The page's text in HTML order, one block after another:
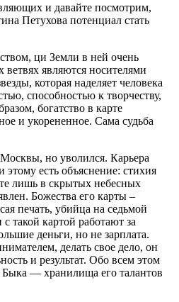
и давайте посмотрим,
Петухова потенциал стать
ци Земли в ней очень
являются носителями
которая наделяет человека
способностью к творчеству,
богатство в карте
и укорененное. Сама судьба
но уволился. Карьера
есть объяснение: стихия
лишь в скрытых небесных
Божества его карты –
печать, убийца на седьмой
такой картой работают за
деньги, но не зарплата.
делать свое дело, он
и результат. Обо всем этом
Быка — хранилища его талантов